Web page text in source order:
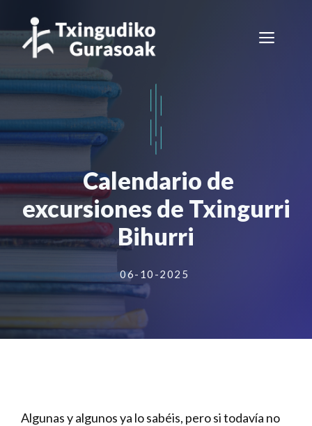
al
contenido
Calendario de
excursiones de Txingurri
Bihurri
06-10-2025
Algunas y algunos ya lo sabéis, pero si todavía no